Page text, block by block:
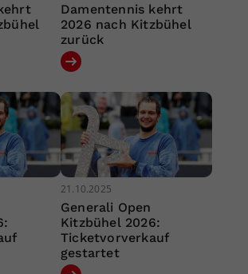
Damentennis kehrt
2026 nach Kitzbühel
zurück
21.10.2025
Generali Open
Kitzbühel 2026:
Ticketvorverkauf
gestartet